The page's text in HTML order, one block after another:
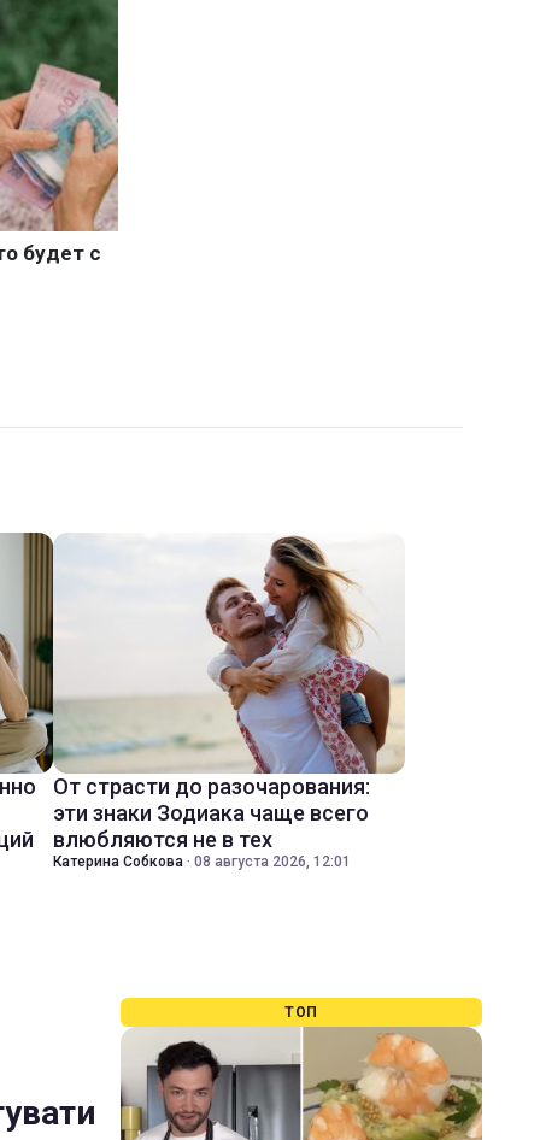
От страсти до разочарования:
эти знаки Зодиака чаще всего
влюбляются не в тех
Катерина Собкова · 08 августа 2026, 12:01
ТОП